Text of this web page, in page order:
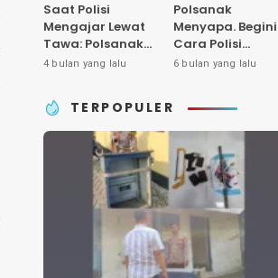
Saat Polisi
Mengajar Lewat
Tawa: Polsanak
Pasuruan Sentuh
Sejak Dini
4 bulan yang lalu
Polsanak
Menyapa. Begini
Cara Polisi
Mendekatkan
Sejak Usia Dini
6 bulan yang lalu
TERPOPULER